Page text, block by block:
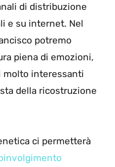
di distribuzione
e su internet. Nel
potremo
piena di emozioni,
molto interessanti
della ricostruzione
ci permetterà